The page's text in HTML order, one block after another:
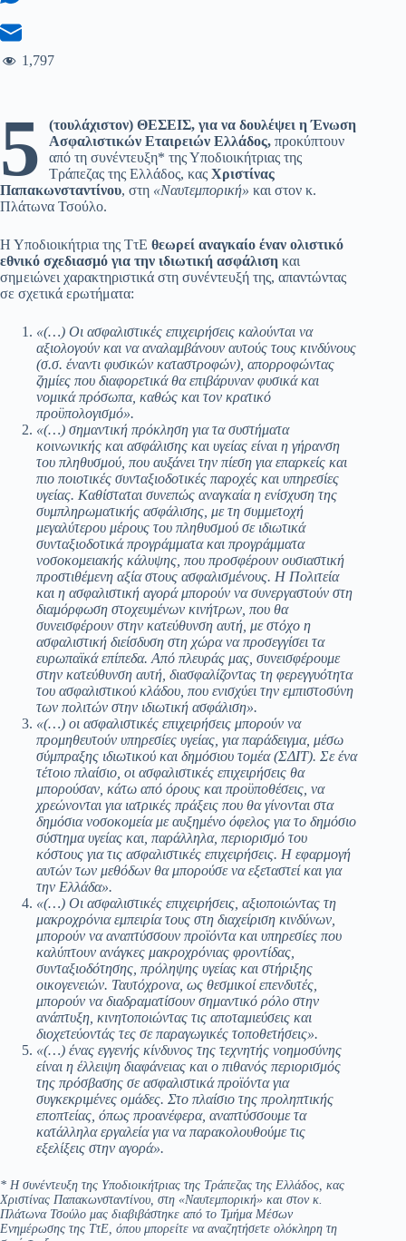
1,797
5
(τουλάχιστον) ΘΕΣΕΙΣ, για να δουλέψει η Ένωση
Ασφαλιστικών Εταιρειών Ελλάδος, προκύπτουν
από τη συνέντευξη* της Υποδιοικήτριας της
Τράπεζας της Ελλάδος, κας Χριστίνας
Παπακωνσταντίνου, στη «Ναυτεμπορική» και στον κ.
Πλάτωνα Τσούλο.
Η Υποδιοικήτρια της ΤτΕ θεωρεί αναγκαίο έναν ολιστικό
εθνικό σχεδιασμό για την ιδιωτική ασφάλιση και
σημειώνει χαρακτηριστικά στη συνέντευξή της, απαντώντας
σε σχετικά ερωτήματα:
«(…) Οι ασφαλιστικές επιχειρήσεις καλούνται να
αξιολογούν και να αναλαμβάνουν αυτούς τους κινδύνους
(σ.σ. έναντι φυσικών καταστροφών), απορροφώντας
ζημίες που διαφορετικά θα επιβάρυναν φυσικά και
νομικά πρόσωπα, καθώς και τον κρατικό
προϋπολογισμό».
«(…) σημαντική πρόκληση για τα συστήματα
κοινωνικής και ασφάλισης και υγείας είναι η γήρανση
του πληθυσμού, που αυξάνει την πίεση για επαρκείς και
πιο ποιοτικές συνταξιοδοτικές παροχές και υπηρεσίες
υγείας. Καθίσταται συνεπώς αναγκαία η ενίσχυση της
συμπληρωματικής ασφάλισης, με τη συμμετοχή
μεγαλύτερου μέρους του πληθυσμού σε ιδιωτικά
συνταξιοδοτικά προγράμματα και προγράμματα
νοσοκομειακής κάλυψης, που προσφέρουν ουσιαστική
προστιθέμενη αξία στους ασφαλισμένους. Η Πολιτεία
και η ασφαλιστική αγορά μπορούν να συνεργαστούν στη
διαμόρφωση στοχευμένων κινήτρων, που θα
συνεισφέρουν στην κατεύθυνση αυτή, με στόχο η
ασφαλιστική διείσδυση στη χώρα να προσεγγίσει τα
ευρωπαϊκά επίπεδα. Από πλευράς μας, συνεισφέρουμε
στην κατεύθυνση αυτή, διασφαλίζοντας τη φερεγγυότητα
του ασφαλιστικού κλάδου, που ενισχύει την εμπιστοσύνη
των πολιτών στην ιδιωτική ασφάλιση».
«(…) οι ασφαλιστικές επιχειρήσεις μπορούν να
προμηθευτούν υπηρεσίες υγείας, για παράδειγμα, μέσω
σύμπραξης ιδιωτικού και δημόσιου τομέα (ΣΔΙΤ). Σε ένα
τέτοιο πλαίσιο, οι ασφαλιστικές επιχειρήσεις θα
μπορούσαν, κάτω από όρους και προϋποθέσεις, να
χρεώνονται για ιατρικές πράξεις που θα γίνονται στα
δημόσια νοσοκομεία με αυξημένο όφελος για το δημόσιο
σύστημα υγείας και, παράλληλα, περιορισμό του
κόστους για τις ασφαλιστικές επιχειρήσεις. Η εφαρμογή
αυτών των μεθόδων θα μπορούσε να εξεταστεί και για
την Ελλάδα».
«(…) Οι ασφαλιστικές επιχειρήσεις, αξιοποιώντας τη
μακροχρόνια εμπειρία τους στη διαχείριση κινδύνων,
μπορούν να αναπτύσσουν προϊόντα και υπηρεσίες που
καλύπτουν ανάγκες μακροχρόνιας φροντίδας,
συνταξιοδότησης, πρόληψης υγείας και στήριξης
οικογενειών. Ταυτόχρονα, ως θεσμικοί επενδυτές,
μπορούν να διαδραματίσουν σημαντικό ρόλο στην
ανάπτυξη, κινητοποιώντας τις αποταμιεύσεις και
διοχετεύοντάς τες σε παραγωγικές τοποθετήσεις».
«(…) ένας εγγενής κίνδυνος της τεχνητής νοημοσύνης
είναι η έλλειψη διαφάνειας και ο πιθανός περιορισμός
της πρόσβασης σε ασφαλιστικά προϊόντα για
συγκεκριμένες ομάδες. Στο πλαίσιο της προληπτικής
εποπτείας, όπως προανέφερα, αναπτύσσουμε τα
κατάλληλα εργαλεία για να παρακολουθούμε τις
εξελίξεις στην αγορά».
* Η συνέντευξη της Υποδιοικήτριας της Τράπεζας της Ελλάδος, κας
Χριστίνας Παπακωνσταντίνου, στη «Ναυτεμπορική» και στον κ.
Πλάτωνα Τσούλο μας διαβιβάστηκε από το Τμήμα Μέσων
Ενημέρωσης της ΤτΕ, όπου μπορείτε να αναζητήσετε ολόκληρη τη